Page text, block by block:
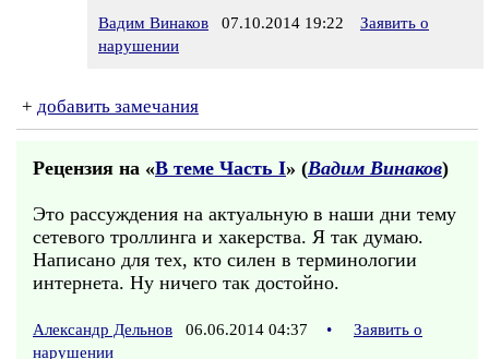
Вадим Винаков 07.10.2014 19:22
Заявить о
нарушении
+ добавить замечания
Рецензия на «В теме Часть I» (Вадим Винаков)
Это рассуждения на актуальную в наши дни тему
сетевого троллинга и хакерства. Я так думаю.
Написано для тех, кто силен в терминологии
интернета. Ну ничего так достойно.
Александр Дельнов 06.06.2014 04:37 •
Заявить о
нарушении